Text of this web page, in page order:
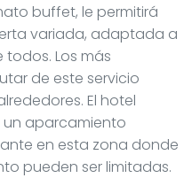
buffet, le permitirá
variada, adaptada a
Los más
de este servicio
El hotel
aparcamiento
en esta zona donde
pueden ser limitadas.